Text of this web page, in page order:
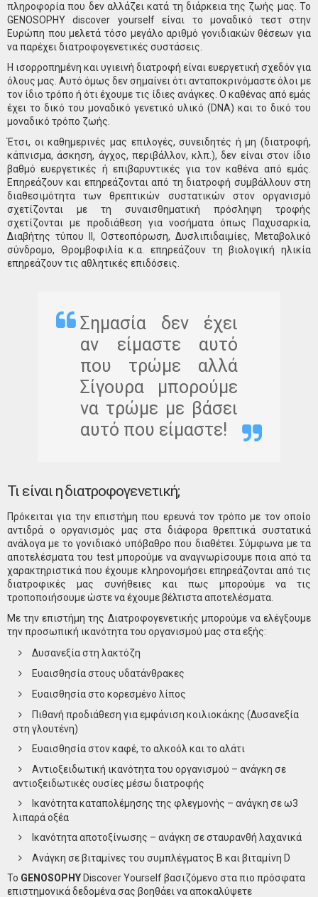
πληροφορία που δεν αλλάζει κατά τη διάρκεια της ζωής μας. Το
GENOSOPHY discover yourself είναι το μοναδικό τεστ στην
Ευρώπη που μελετά τόσο μεγάλο αριθμό γονιδιακών θέσεων για
να παρέχει διατροφογενετικές συστάσεις.
H ισορροπημένη και υγιεινή διατροφή είναι ευεργετική σχεδόν για
όλους μας. Αυτό όμως δεν σημαίνει ότι ανταποκρινόμαστε όλοι με
τον ίδιο τρόπο ή ότι έχουμε τις ίδιες ανάγκες. Ο καθένας από εμάς
έχει το δικό του μοναδικό γενετικό υλικό (DNA) και το δικό του
μοναδικό τρόπο ζωής.
Έτσι, οι καθημερινές μας επιλογές, συνειδητές ή μη (διατροφή,
κάπνισμα, άσκηση, άγχος, περιβάλλον, κλπ.), δεν είναι στον ίδιο
βαθμό ευεργετικές ή επιβαρυντικές για τον καθένα από εμάς.
Επηρεάζουν και επηρεάζονται από τη διατροφή συμβάλλουν στη
διαθεσιμότητα των θρεπτικών συστατικών στον οργανισμό
σχετίζονται με τη συναισθηματική πρόσληψη τροφής
σχετίζονται με προδιάθεση για νοσήματα όπως Παχυσαρκία,
Διαβήτης τύπου ΙΙ, Οστεοπόρωση, Δυσλιπιδαιμίες, Μεταβολικό
σύνδρομο, Θρομβοφιλία κ.α. επηρεάζουν τη βιολογική ηλικία
επηρεάζουν τις αθλητικές επιδόσεις.
Σημασία δεν έχει
αν είμαστε αυτό
που τρώμε αλλά
Σίγουρα μπορούμε
να τρώμε με βάσει
αυτό που είμαστε!
Τι είναι η διατροφογενετική;
Πρόκειται για την επιστήμη που ερευνά τον τρόπο με τον οποίο
αντιδρά ο οργανισμός μας στα διάφορα θρεπτικά συστατικά
ανάλογα με το γονιδιακό υπόβαθρο που διαθέτει. Σύμφωνα με τα
αποτελέσματα του test μπορούμε να αναγνωρίσουμε ποια από τα
χαρακτηριστικά που έχουμε κληρονομήσει επηρεάζονται από τις
διατροφικές μας συνήθειες και πως μπορούμε να τις
τροποποιήσουμε ώστε να έχουμε βέλτιστα αποτελέσματα.
Με την επιστήμη της Διατροφογενετικής μπορούμε να ελέγξουμε
την προσωπική ικανότητα του οργανισμού μας στα εξής:
Δυσανεξία στη λακτόζη
Ευαισθησία στους υδατάνθρακες
Ευαισθησία στο κορεσμένο λίπος
Πιθανή προδιάθεση για εμφάνιση κοιλιοκάκης (Δυσανεξία
στη γλουτένη)
Ευαισθησία στον καφέ, το αλκοόλ και το αλάτι
Αντιοξειδωτική ικανότητα του οργανισμού – ανάγκη σε
αντιοξειδωτικές ουσίες μέσω διατροφής
Ικανότητα καταπολέμησης της φλεγμονής – ανάγκη σε ω3
λιπαρά οξέα
Ικανότητα αποτοξίνωσης – ανάγκη σε σταυρανθή λαχανικά
Ανάγκη σε βιταμίνες του συμπλέγματος Β και βιταμίνη D
Το GENOSOPHY Discover Yourself βασιζόμενο στα πιο πρόσφατα
επιστημονικά δεδομένα σας βοηθάει να αποκαλύψετε